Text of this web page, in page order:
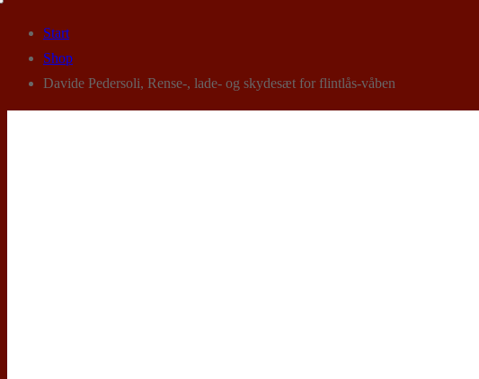
Start
Shop
Davide Pedersoli, Rense-, lade- og skydesæt for flintlås-våben